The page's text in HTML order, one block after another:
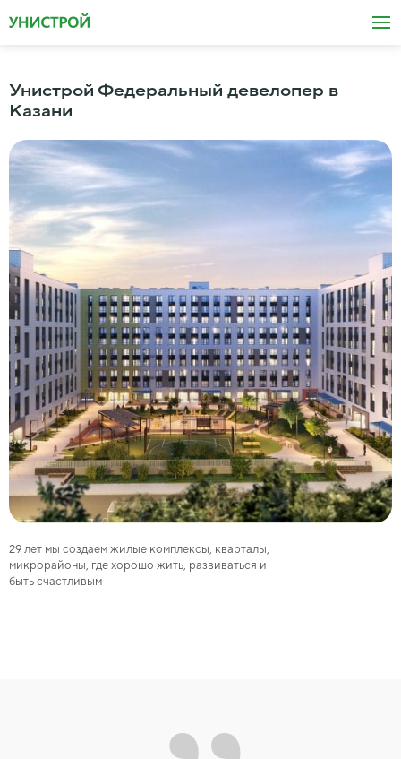
Унистрой Федеральный девелопер в
Казани
29 лет мы создаем жилые комплексы, кварталы,
микрорайоны, где хорошо жить, развиваться и
быть счастливым